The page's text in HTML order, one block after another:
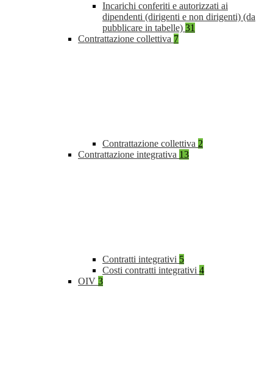
Incarichi conferiti e autorizzati ai
dipendenti (dirigenti e non dirigenti) (da
pubblicare in tabelle) 31
Contrattazione collettiva 7
Contrattazione collettiva 2
Contrattazione integrativa 13
Contratti integrativi 5
Costi contratti integrativi 4
OIV 3